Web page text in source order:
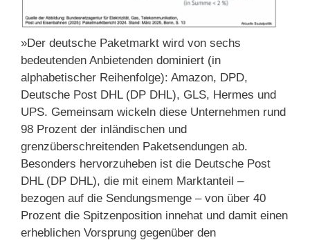
»Der deutsche Paketmarkt wird von sechs
bedeutenden Anbietenden dominiert (in
alphabetischer Reihenfolge): Amazon, DPD,
Deutsche Post DHL (DP DHL), GLS, Hermes und
UPS. Gemeinsam wickeln diese Unternehmen rund
98 Prozent der inländischen und
grenzüberschreitenden Paketsendungen ab.
Besonders hervorzuheben ist die Deutsche Post
DHL (DP DHL), die mit einem Marktanteil –
bezogen auf die Sendungsmenge – von über 40
Prozent die Spitzenposition innehat und damit einen
erheblichen Vorsprung gegenüber den